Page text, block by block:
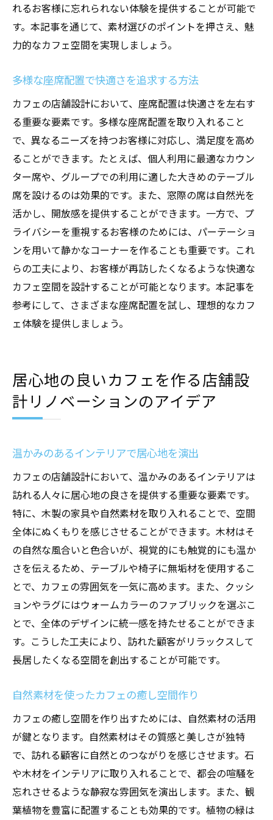
れるお客様に忘れられない体験を提供することが可能で
す。本記事を通じて、素材選びのポイントを押さえ、魅
力的なカフェ空間を実現しましょう。
多様な座席配置で快適さを追求する方法
カフェの店舗設計において、座席配置は快適さを左右す
る重要な要素です。多様な座席配置を取り入れること
で、異なるニーズを持つお客様に対応し、満足度を高め
ることができます。たとえば、個人利用に最適なカウン
ター席や、グループでの利用に適した大きめのテーブル
席を設けるのは効果的です。また、窓際の席は自然光を
活かし、開放感を提供することができます。一方で、プ
ライバシーを重視するお客様のためには、パーテーショ
ンを用いて静かなコーナーを作ることも重要です。これ
らの工夫により、お客様が再訪したくなるような快適な
カフェ空間を設計することが可能となります。本記事を
参考にして、さまざまな座席配置を試し、理想的なカフ
ェ体験を提供しましょう。
居心地の良いカフェを作る店舗設
計リノベーションのアイデア
温かみのあるインテリアで居心地を演出
カフェの店舗設計において、温かみのあるインテリアは
訪れる人々に居心地の良さを提供する重要な要素です。
特に、木製の家具や自然素材を取り入れることで、空間
全体にぬくもりを感じさせることができます。木材はそ
の自然な風合いと色合いが、視覚的にも触覚的にも温か
さを伝えるため、テーブルや椅子に無垢材を使用するこ
とで、カフェの雰囲気を一気に高めます。また、クッシ
ョンやラグにはウォームカラーのファブリックを選ぶこ
とで、全体のデザインに統一感を持たせることができま
す。こうした工夫により、訪れた顧客がリラックスして
長居したくなる空間を創出することが可能です。
自然素材を使ったカフェの癒し空間作り
カフェの癒し空間を作り出すためには、自然素材の活用
が鍵となります。自然素材はその質感と美しさが独特
で、訪れる顧客に自然とのつながりを感じさせます。石
や木材をインテリアに取り入れることで、都会の喧騒を
忘れさせるような静寂な雰囲気を演出します。また、観
葉植物を豊富に配置することも効果的です。植物の緑は